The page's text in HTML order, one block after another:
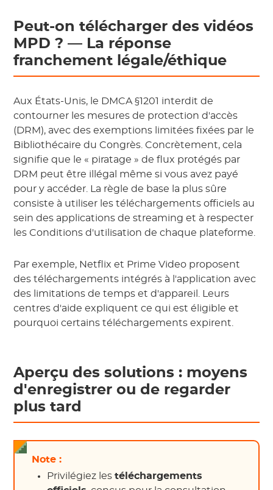
Peut-on télécharger des vidéos
MPD ? — La réponse
franchement légale/éthique
Aux États-Unis, le DMCA §1201 interdit de
contourner les mesures de protection d'accès
(DRM), avec des exemptions limitées fixées par le
Bibliothécaire du Congrès. Concrètement, cela
signifie que le « piratage » de flux protégés par
DRM peut être illégal même si vous avez payé
pour y accéder. La règle de base la plus sûre
consiste à utiliser les téléchargements officiels au
sein des applications de streaming et à respecter
les Conditions d'utilisation de chaque plateforme.
Par exemple, Netflix et Prime Video proposent
des téléchargements intégrés à l'application avec
des limitations de temps et d'appareil. Leurs
centres d'aide expliquent ce qui est éligible et
pourquoi certains téléchargements expirent.
Aperçu des solutions : moyens
d'enregistrer ou de regarder
plus tard
Note :
Privilégiez lestéléchargements